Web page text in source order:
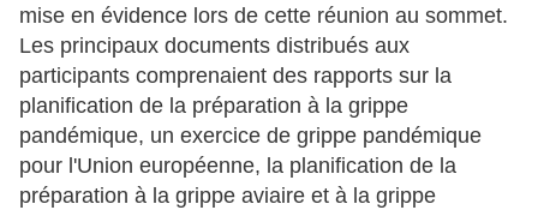
mise en évidence lors de cette réunion au sommet.
Les principaux documents distribués aux
participants comprenaient des rapports sur la
planification de la préparation à la grippe
pandémique, un exercice de grippe pandémique
pour l'Union européenne, la planification de la
préparation à la grippe aviaire et à la grippe